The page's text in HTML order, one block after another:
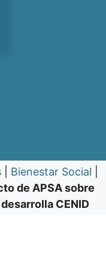
Bienestar Social
de APSA sobre
CENID